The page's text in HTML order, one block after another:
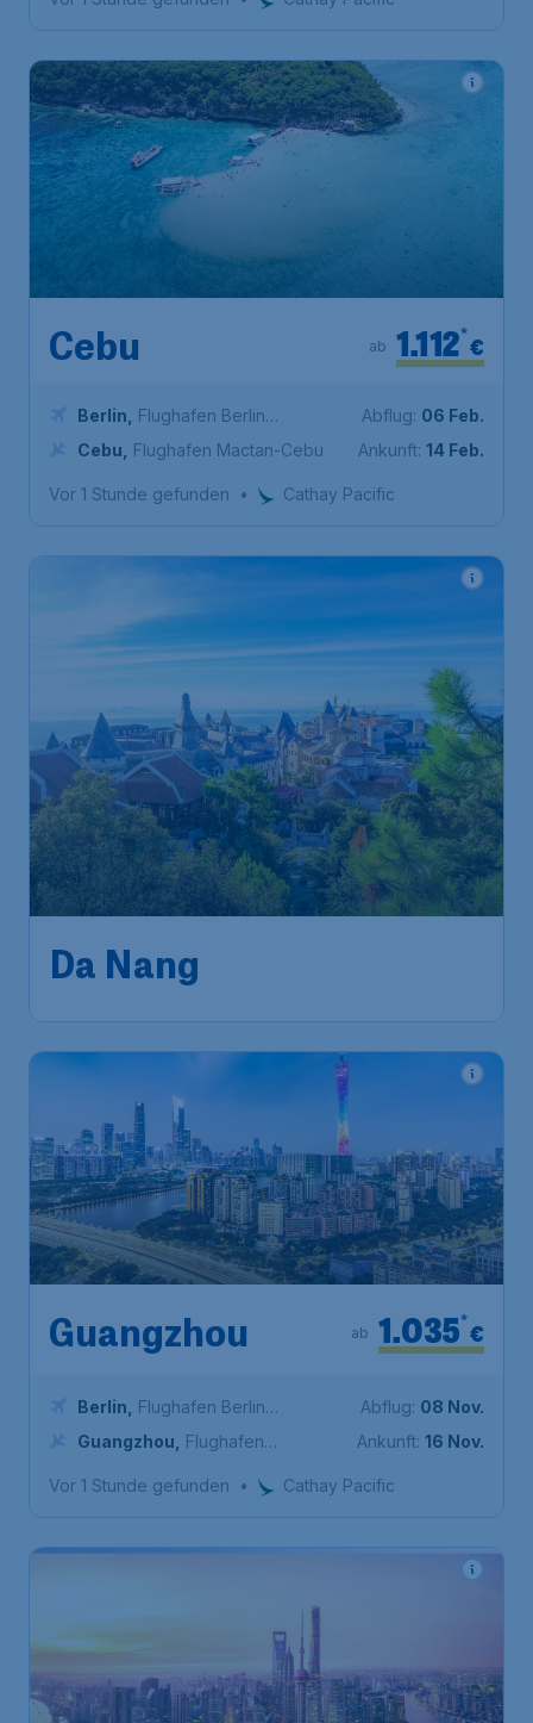
Cebu €
1.112*
ab
Berlin
Flughafen Berlin
Brandenburg
Cebu Flughafen Mactan-Cebu
Abflug: 06 Feb.
Ankunft: 14 Feb.
Vor 1 Stunde gefunden • Cathay Pacific
Da Nang
Guangzhou €
1.035*
ab
Berlin
Flughafen Berlin
Brandenburg
Guangzhou
Flughafen
Abflug: 08 Nov.
Ankunft: 16 Nov.
Vor 1 Stunde gefunden • Cathay Pacific